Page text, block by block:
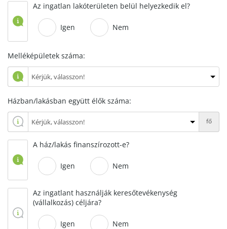
Az ingatlan lakóterületen belül helyezkedik el?
Igen Nem
Melléképületek száma:
Házban/lakásban együtt élők száma:
fő
A ház/lakás finanszírozott-e?
Igen Nem
Az ingatlant használják keresőtevékenység
(vállalkozás) céljára?
Igen Nem